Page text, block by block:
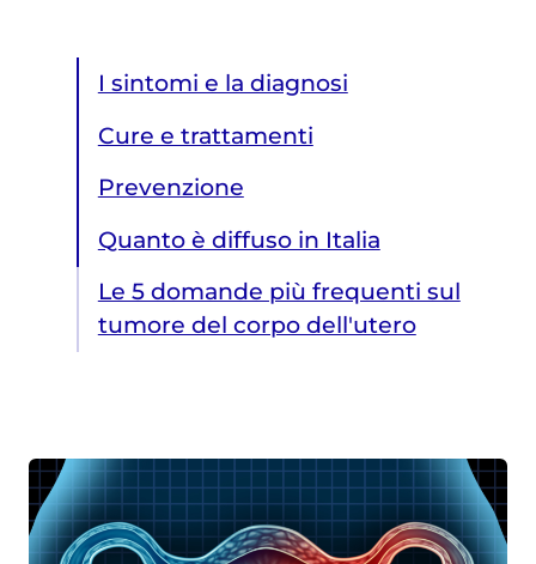
I sintomi e la diagnosi
Cure e trattamenti
Prevenzione
Quanto è diffuso in Italia
Le 5 domande più frequenti sul
tumore del corpo dell'utero
Quanto è diffuso in Italia